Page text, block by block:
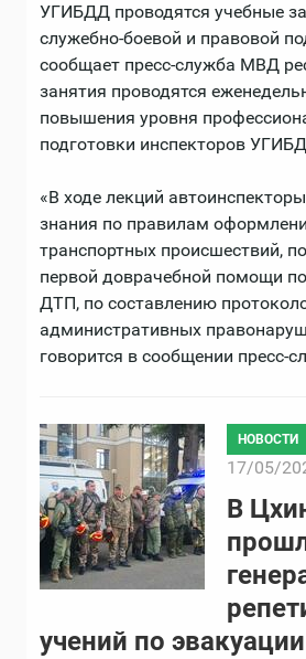
УГИБДД проводятся учебные
служебно-боевой и правовой
сообщает пресс-служба МВД
занятия проводятся
повышения уровня
подготовки инспекторов
«В ходе лекций
знания по правилам
транспортных происшествий,
первой доврачебной помощи
ДТП, по составлению
административных
говорится в сообщении пресс-
НОВОСТИ
17/05/
В
учений по